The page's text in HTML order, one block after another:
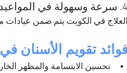
4. سرعة وسهولة في المواعيد
العلاج في الكويت يتم ضمن عيادات
تقويم الأسنان
تحسين الابتسامة والمظهر